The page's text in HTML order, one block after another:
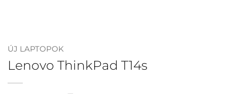
ÚJ LAPTOPOK
Lenovo ThinkPad T14s